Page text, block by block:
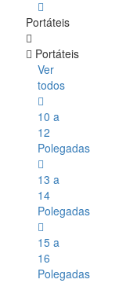
Portáteis
Portáteis
Ver
todos
10 a
12
Polegadas
13 a
14
Polegadas
15 a
16
Polegadas